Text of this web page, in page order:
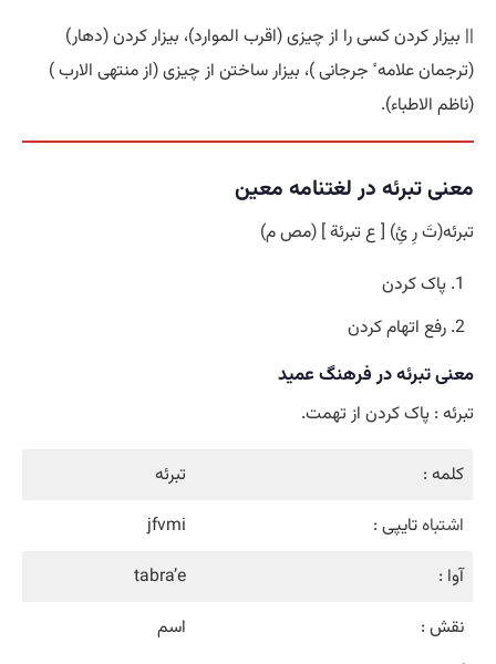
|| بیزار کردن کسی را از چیزی (اقرب الموارد)، بیزار کردن (دهار)
(ترجمان علامه ٔ جرجانی )، بیزار ساختن از چیزی (از منتهی الارب )
(ناظم الاطباء).
معنی تبرئه در لغتنامه معین
تبرئه(تَ رِ ئِ) [ ع تبرئة ] (مص م)
پاک کردن
رفع اتهام کردن
معنی تبرئه در فرهنگ عمید
تبرئه : پاک کردن از تهمت.
کلمه :
تبرئه
اشتباهتایپی :
jfvmi
آوا :
tabra’e
نقش :
اسم